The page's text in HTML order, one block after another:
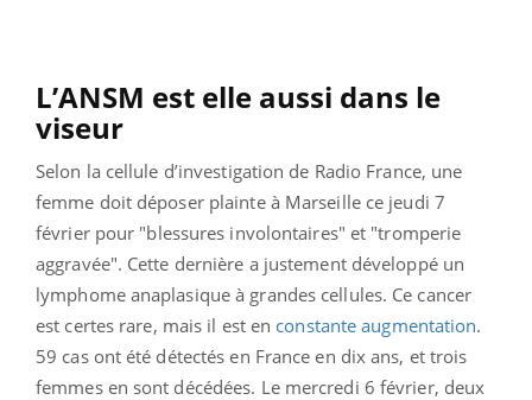
L’ANSM est elle aussi dans le
viseur
Selon la cellule d’investigation de Radio France, une
femme doit déposer plainte à Marseille ce jeudi 7
février pour "blessures involontaires" et "tromperie
aggravée". Cette dernière a justement développé un
lymphome anaplasique à grandes cellules. Ce cancer
est certes rare, mais il est en constante augmentation.
59 cas ont été détectés en France en dix ans, et trois
femmes en sont décédées. Le mercredi 6 février, deux